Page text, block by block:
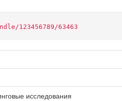
123456789/63463
исследования